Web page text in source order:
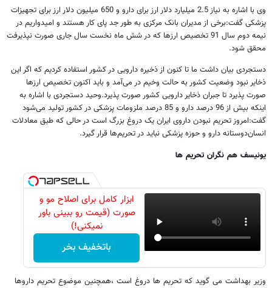
وی با اشاره به نیاز 2.5 میلیارد دلار ارز برای دارو و 650 میلیون دلار ارز برای تجهیزات
پزشکی گفت:‌برخی از مدیران بانک مرکزی به طور جد پای کار هستند و امیدواریم در
نیمه دوم سال 91 تخصیص ارز‌ها که در شش ماه نخست سال جاری صورت نپذیرفت
محقق شود.
دستجردی بیان داشت ما تا کنون از ذخیره دارویی در کشور استفاده کردیم که اگر این
ذخایر نبود وضعیت کشور به حالت وخیم در می‌آمد و باید اکنون تخصیص ارز‌ها
صورت پذیرد تا جبران ذخایر دارویی کشور صورت پذیرد.وحید دستجردی با اشاره به
اینکه بیش از 96 درصد دارو و 85 درصد ملزومات پزشکی در کشور تولید می‌شود
گفت:‌امروز تحریم نبودن داروی ایران یک دروغ بزرگ است در حالی که طبق معادلات
انسان‌دوستانه دارو و حوزه پزشکی نباید در تحریم‌ها قرار گیرد.
یونیسف هم نگران تحریم ها
ابزار کامل برای اصلاح مو و
صورت (قیمت رو ببینی باور
نمیکنی!)
باتخفیف بخر
وزیر بهداشت می گوید که تحریم ها دروغ است ،همچنین موضوع تحریم داروها